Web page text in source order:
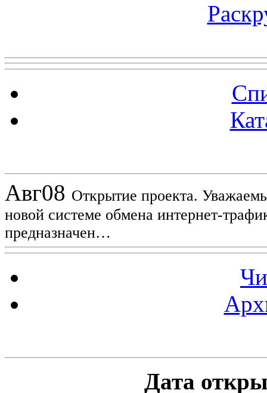
Авг08 Открытие проекта.
новой системе обмена интернет-
предназначен…
Дата